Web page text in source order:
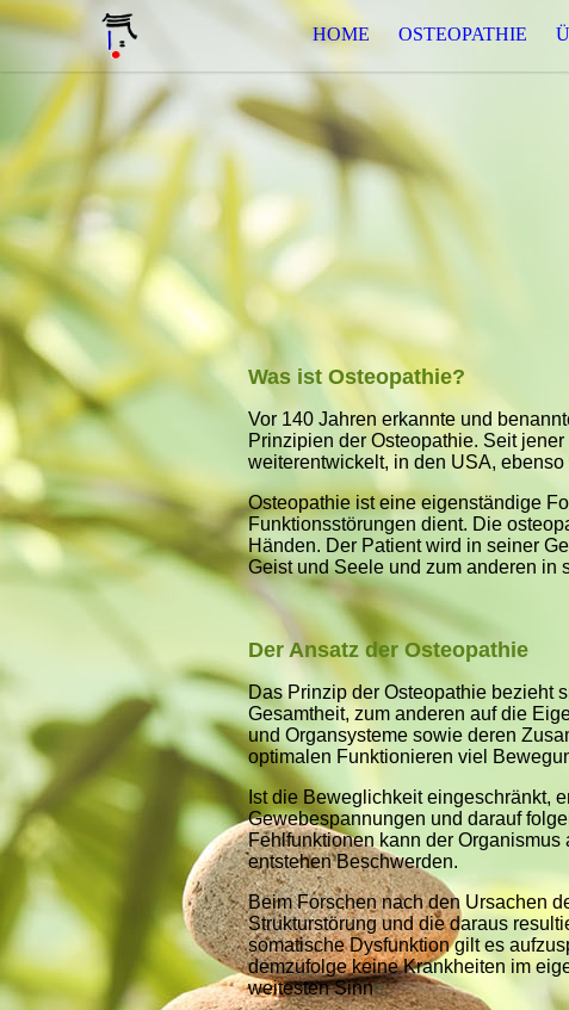
HOME OSTEOPATHIE
Was ist Osteopathie?
Vor 140 Jahren erkannte und
Prinzipien der Osteopathie. Seit
weiterentwickelt, in den USA,
Osteopathie ist eine eigenständige
Funktionsstörungen dient. Die
Händen. Der Patient wird in seiner
Geist und Seele und zum anderen
Der Ansatz der Osteopathie
Das Prinzip der Osteopathie bezieht
Gesamtheit, zum anderen auf die
und Organsysteme sowie deren
optimalen Funktionieren viel
Ist die Beweglichkeit eingeschränkt,
Gewebespannungen und darauf
Fehlfunktionen kann der
entstehen Beschwerden.
Beim Forschen nach den Ursachen
Strukturstörung und die daraus
somatische Dysfunktion gilt es
demzufolge keine Krankheiten im
weitesten Sinne.